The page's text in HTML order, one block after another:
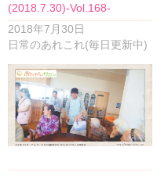
(2018.7.30)-Vol.168-
2018年7月30日
日常のあれこれ(毎日更新中)